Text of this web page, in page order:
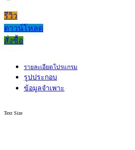
รีวิว
ดาวน์โหลด
สั่งซื้อ
รายละเอียดโปรแกรม
รูปประกอบ
ข้อมูลจำเพาะ
Text Size